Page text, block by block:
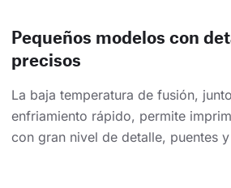
Pequeños modelos con
precisos
La baja temperatura de fusión,
enfriamiento rápido, permite
con gran nivel de detalle, puentes